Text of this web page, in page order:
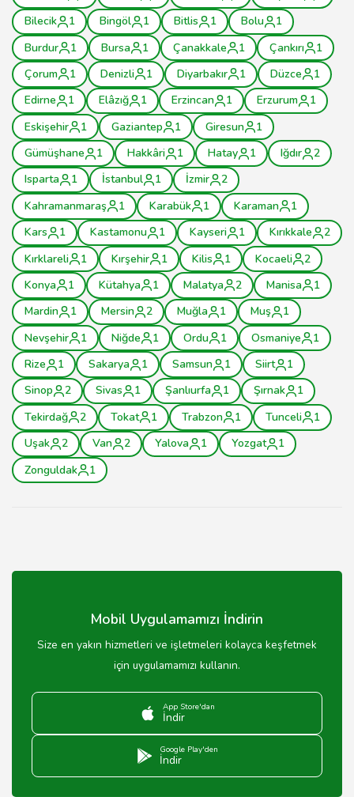
Bilecik
1 Bingöl 1 Bitlis 1 Bolu
1
Burdur
1 Bursa 1 Çanakkale 1 Çankırı
1
Çorum
1 Denizli 1 Diyarbakır 1 Düzce
1
Edirne
1 Elâzığ 1 Erzincan 1 Erzurum
1
Eskişehir
1 Gaziantep 1 Giresun
1
Gümüşhane
1 Hakkâri 1 Hatay 1 Iğdır
2
Isparta
1 İstanbul 1 İzmir
2
Kahramanmaraş
1 Karabük 1 Karaman
1
Kars
1 Kastamonu 1 Kayseri 1 Kırıkkale
2
Kırklareli
1 Kırşehir 1 Kilis 1 Kocaeli
2
Konya
1 Kütahya 1 Malatya 2 Manisa
1
Mardin
1 Mersin 2 Muğla 1 Muş
1
Nevşehir
1 Niğde 1 Ordu 1 Osmaniye
1
Rize
1 Sakarya 1 Samsun 1 Siirt
1
Sinop
2 Sivas 1 Şanlıurfa 1 Şırnak
1
Tekirdağ
2 Tokat 1 Trabzon 1 Tunceli
1
Uşak
2 Van 2 Yalova 1 Yozgat
1
Zonguldak
1
Mobil Uygulamamızı İndirin
Size en yakın hizmetleri ve işletmeleri kolayca keşfetmek
için uygulamamızı kullanın.
App Store'dan
İndir
Google Play'den
İndir